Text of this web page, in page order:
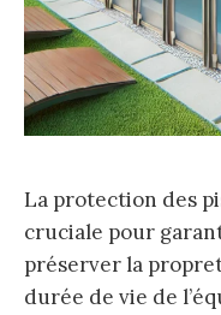
La protection des
cruciale pour
préserver la
durée de vie de